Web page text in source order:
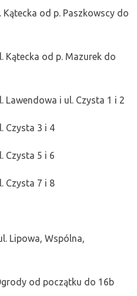
od p. Paszkowscy do
Kątecka od p. Mazurek do
Lawendowa i ul. Czysta 1 i 2
Czysta 3 i 4
Czysta 5 i 6
Czysta 7 i 8
Lipowa, Wspólna,
od początku do 16b